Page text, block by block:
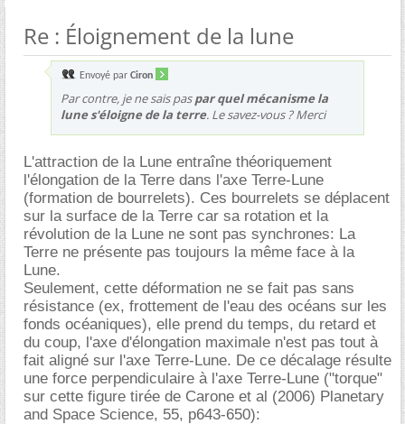
Re : Éloignement de la lune
Envoyé par Ciron
Par contre, je ne sais paspar quel mécanisme la
lune s'éloigne de la terre. Le savez-vous ? Merci
L'attraction de la Lune entraîne théoriquement
l'élongation de la Terre dans l'axe Terre-Lune
(formation de bourrelets). Ces bourrelets se déplacent
sur la surface de la Terre car sa rotation et la
révolution de la Lune ne sont pas synchrones: La
Terre ne présente pas toujours la même face à la
Lune.
Seulement, cette déformation ne se fait pas sans
résistance (ex, frottement de l'eau des océans sur les
fonds océaniques), elle prend du temps, du retard et
du coup, l'axe d'élongation maximale n'est pas tout à
fait aligné sur l'axe Terre-Lune. De ce décalage résulte
une force perpendiculaire à l'axe Terre-Lune ("torque"
sur cette figure tirée de Carone et al (2006) Planetary
and Space Science, 55, p643-650):